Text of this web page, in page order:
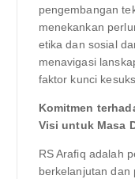
pengembangan
menekankan
etika dan sosial
menavigasi
faktor kunci
Komitmen
Visi untuk Masa
RS Arafiq adalah
berkelanjutan dan